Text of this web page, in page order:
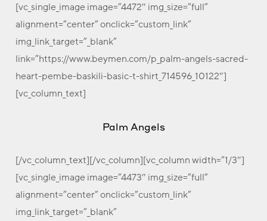
[vc_single_image image=”4472″ img_size=”full”
alignment=”center” onclick=”custom_link”
img_link_target=”_blank”
link=”https://www.beymen.com/p_palm-angels-sacred-
heart-pembe-baskili-basic-t-shirt_714596_10122″]
[vc_column_text]
Palm Angels
[/vc_column_text][/vc_column][vc_column width=”1/3″]
[vc_single_image image=”4473″ img_size=”full”
alignment=”center” onclick=”custom_link”
img_link_target=”_blank”